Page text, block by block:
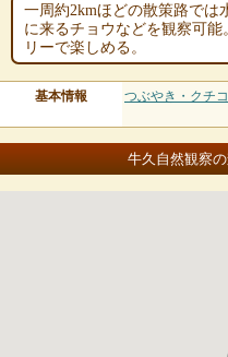
一周約2kmほどの散策路では
に来るチョウなどを観察可
リーで楽しめる。
基本情報 つぶやき・クチコ
牛久自然観察